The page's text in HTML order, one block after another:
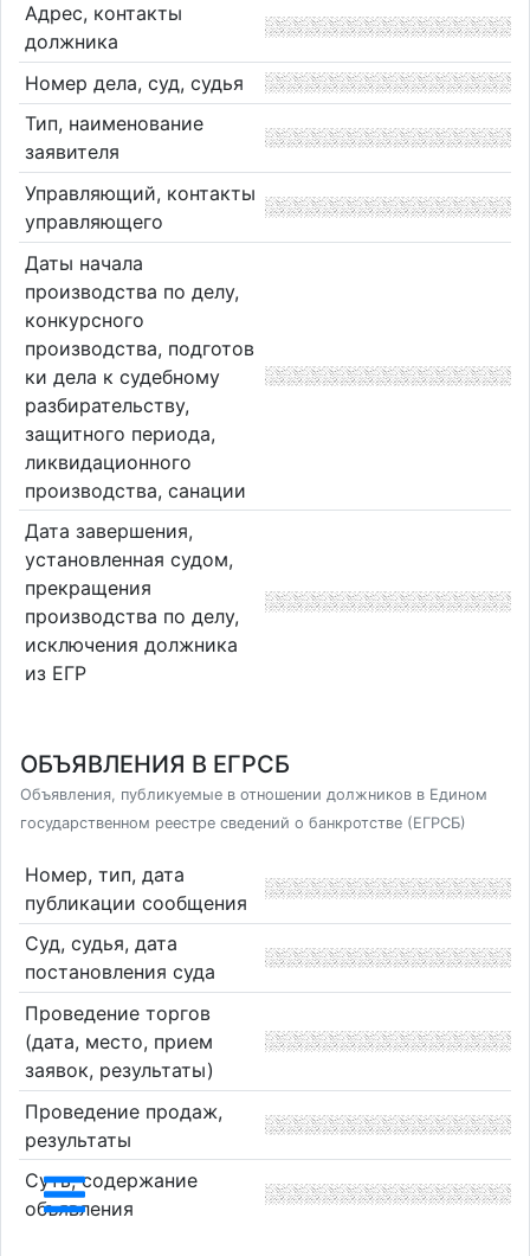
Адрес, контакты
должника
Номер дела, суд, судья
Тип, наименование
заявителя
Управляющий, контакты
управляющего
Даты начала
производства по делу,
конкурсного
производства, подготов
ки дела к судебному
разбирательству,
защитного периода,
ликвидационного
производства, санации
Дата завершения,
установленная судом,
прекращения
производства по делу,
исключения должника
из ЕГР
ОБЪЯВЛЕНИЯ В ЕГРСБ
Объявления, публикуемые в отношении должников в Едином
государственном реестре сведений о банкротстве (ЕГРСБ)
Номер, тип, дата
публикации сообщения
Суд, судья, дата
постановления суда
Проведение торгов
(дата, место, прием
заявок, результаты)
Проведение продаж,
результаты
Суть, содержание
объявления